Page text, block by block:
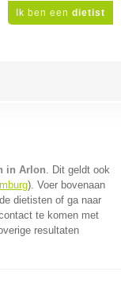
Ik ben een dietist
in Arlon. Dit geldt ook
). Voer bovenaan
dietisten of ga naar
te komen met
resultaten